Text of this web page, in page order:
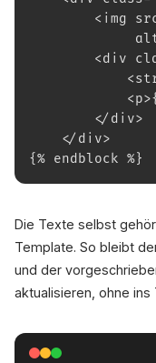
<img src="{{
alt="{{
<div
<strong>{{
<p>{{
</div>
</div>
{% endblock %}
Die Texte selbst
Template. So bleibt
und der
aktualisieren, ohne